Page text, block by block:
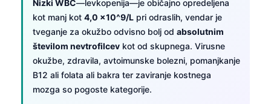
Nizki WBC—levkopenija—je običajno opredeljena
kot manj kot 4,0 ×10^9/L pri odraslih, vendar je
tveganje za okužbo odvisno bolj od absolutnim
številom nevtrofilcev kot od skupnega. Virusne
okužbe, zdravila, avtoimunske bolezni, pomanjkanje
B12 ali folata ali bakra ter zaviranje kostnega
mozga so pogoste kategorije.